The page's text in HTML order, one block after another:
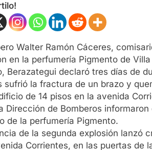
Walter Ramón Cáceres,
en la perfumería Pigmento de
Berazategui declaró tres días de
sufrió la fractura de un brazo y
de 14 pisos en la avenida
Dirección de Bomberos
de la perfumería Pigmento.
de la segunda explosión lanzó
Corrientes, en las puertas de